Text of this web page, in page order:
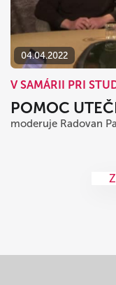
04.04.2022
V SAMÁRII PRI
POMOC
moderuje Radovan